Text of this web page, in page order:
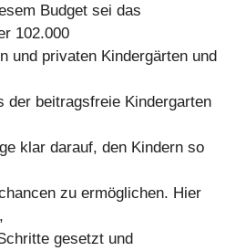
Budget sei das
102.000
und privaten Kindergärten und
der beitragsfreie Kindergarten
klar darauf, den Kindern so
zu ermöglichen. Hier
gesetzt und